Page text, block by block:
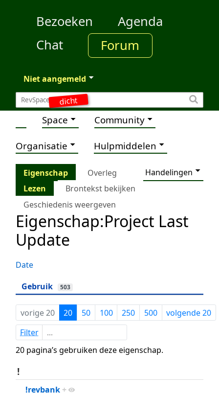
dicht
Bezoeken
Agenda
Chat
Forum
Niet aangemeld
Space Community
Organisatie Hulpmiddelen
Eigenschap Overleg
Handelingen
Lezen
Brontekst bekijken
Geschiedenis weergeven
Eigenschap:Project Last
Update
Date
Gebruik
503
vorige 20 20 50 100 250 500
volgende 20
Filter
20 pagina’s gebruiken deze eigenschap.
!
!revbank +